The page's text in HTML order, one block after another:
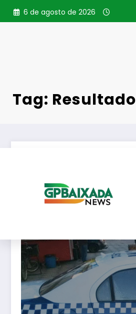
Pular
para
6 de agosto de 2026
Tag: Resultado